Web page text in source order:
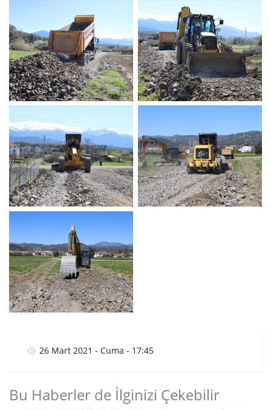
26 Mart 2021 - Cuma - 17:45
Bu Haberler de İlginizi Çekebilir